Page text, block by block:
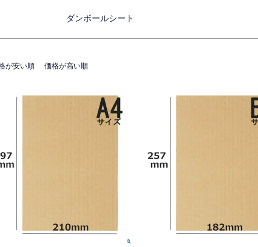
ダンボールシート
が安い順 価格が高い順